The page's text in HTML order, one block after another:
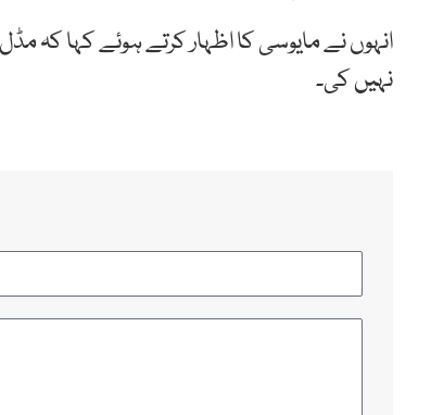
انہوں نے مایوسی کا اظہار کرتے ہوئے کہا کہ
نہیں کی۔